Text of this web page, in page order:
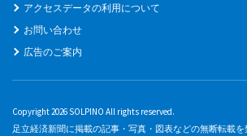
アクセスデータの利用について
お問い合わせ
広告のご案内
Copyright 2026 SOLPINO All rights reserved.
足立経済新聞に掲載の記事・写真・図表などの無断転載